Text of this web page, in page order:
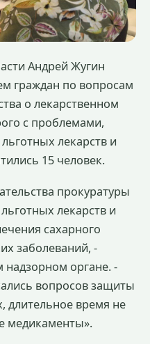
Андрей Жугин
граждан по вопросам
о лекарственном
с проблемами,
лекарств и
15 человек.
прокуратуры
лекарств и
сахарного
заболеваний, -
органе. -
вопросов защиты
длительное время не
медикаменты».